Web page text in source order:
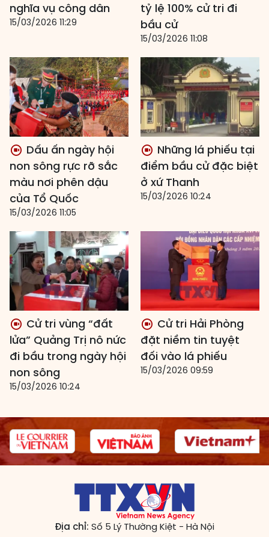
nghĩa vụ công dân
15/03/2026 11:29
tỷ lệ 100% cử tri đi
bầu cử
15/03/2026 11:08
Dấu ấn ngày hội
non sông rực rỡ sắc
màu nơi phên dậu
của Tổ Quốc
15/03/2026 11:05
Những lá phiếu tại
điểm bầu cử đặc biệt
ở xứ Thanh
15/03/2026 10:24
Cử tri vùng “đất
lửa” Quảng Trị nô nức
đi bầu trong ngày hội
non sông
15/03/2026 10:24
Cử tri Hải Phòng
đặt niềm tin tuyệt
đối vào lá phiếu
15/03/2026 09:59
Địa chỉ: Số 5 Lý Thường Kiệt - Hà Nội